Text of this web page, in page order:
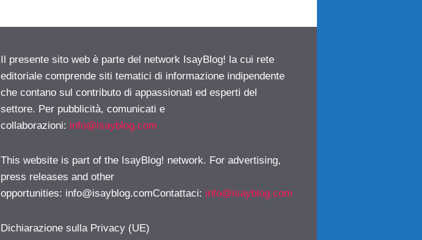
Il presente sito web è parte del network IsayBlog! la cui rete
editoriale comprende siti tematici di informazione indipendente
che contano sul contributo di appassionati ed esperti del
settore. Per pubblicità, comunicati e
collaborazioni: info@isayblog.com
This website is part of the IsayBlog! network. For advertising,
press releases and other
opportunities: info@isayblog.comContattaci: info@isayblog.com
Dichiarazione sulla Privacy (UE)